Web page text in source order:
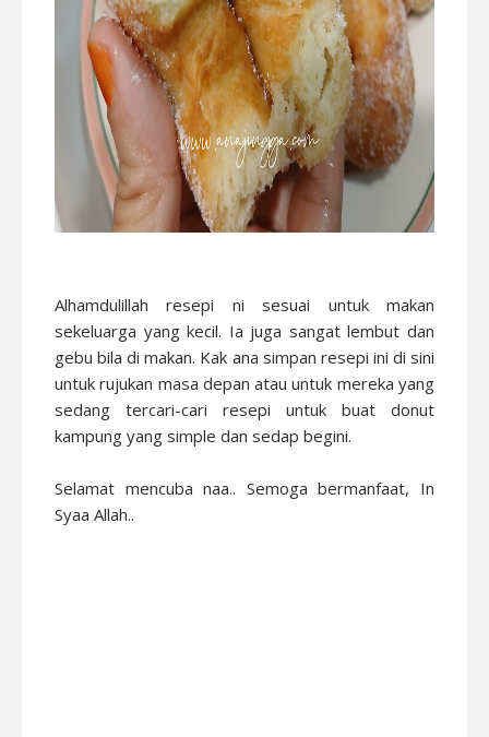
Alhamdulillah resepi ni sesuai untuk makan
sekeluarga yang kecil. Ia juga sangat lembut dan
gebu bila di makan. Kak ana simpan resepi ini di sini
untuk rujukan masa depan atau untuk mereka yang
sedang tercari-cari resepi untuk buat donut
kampung yang simple dan sedap begini.
Selamat mencuba naa.. Semoga bermanfaat, In
Syaa Allah..